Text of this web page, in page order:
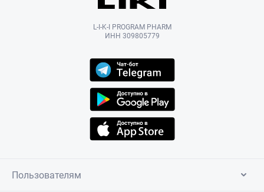
L-I-K-I PROGRAM PHARM
ИНН 309805779
Пользователям